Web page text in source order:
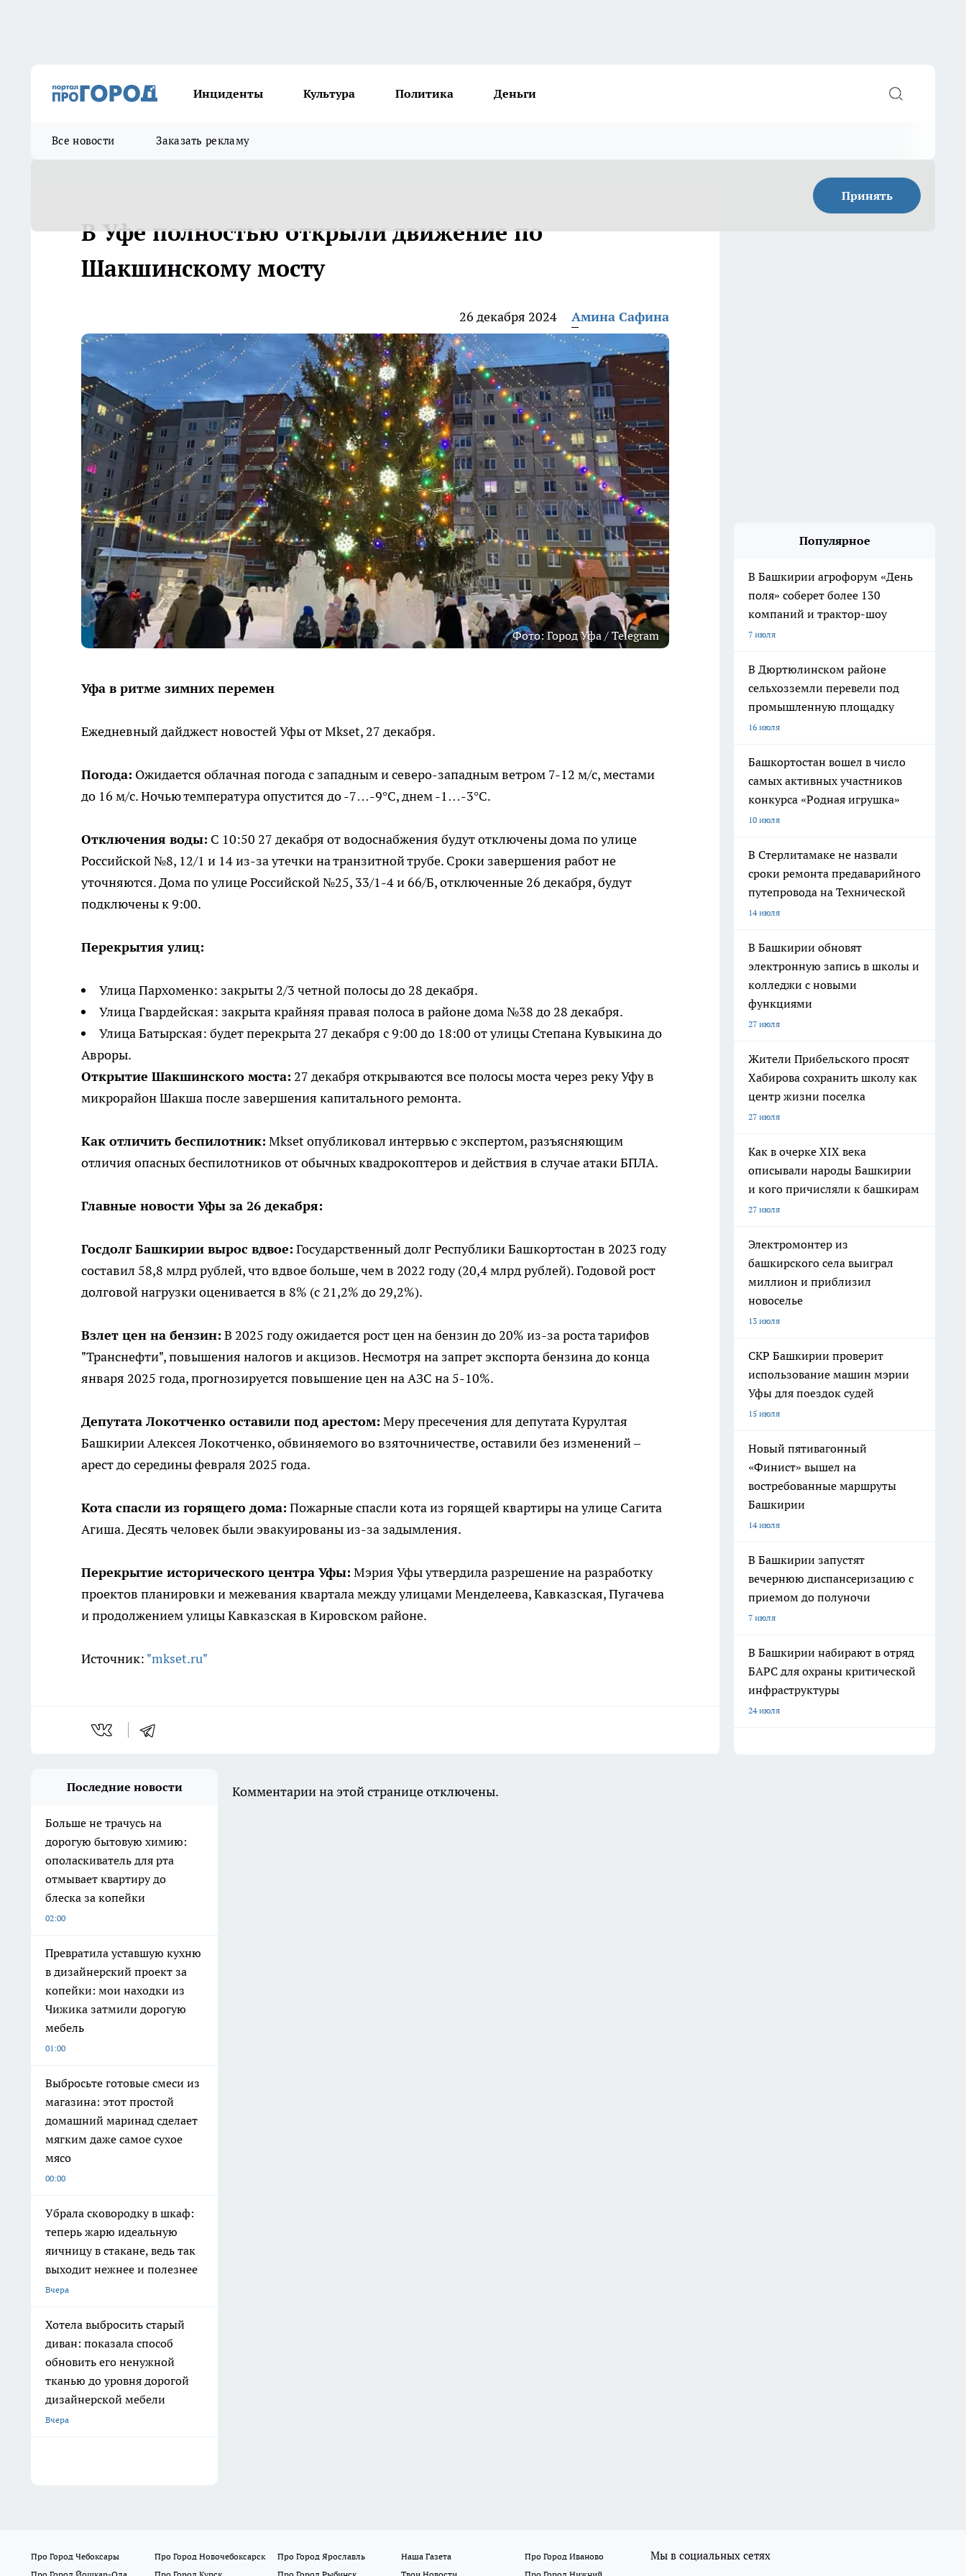
Инциденты Культура Политика Деньги
Все новости Заказать рекламу
Принять
В Уфе полностью открыли движение по
Шакшинскому мосту
26 декабря 2024 Амина Сафина
Фото: Город Уфа / Telegram
Уфа в ритме зимних перемен
Ежедневный дайджест новостей Уфы от Mkset, 27 декабря.
Погода: Ожидается облачная погода с западным и северо-западным ветром 7-12 м/с, местами
до 16 м/с. Ночью температура опустится до -7…-9°C, днем -1…-3°C.
Отключения воды: С 10:50 27 декабря от водоснабжения будут отключены дома по улице
Российской №8, 12/1 и 14 из-за утечки на транзитной трубе. Сроки завершения работ не
уточняются. Дома по улице Российской №25, 33/1-4 и 66/Б, отключенные 26 декабря, будут
подключены к 9:00.
Перекрытия улиц:
Улица Пархоменко: закрыты 2/3 четной полосы до 28 декабря.
Улица Гвардейская: закрыта крайняя правая полоса в районе дома №38 до 28 декабря.
Улица Батырская: будет перекрыта 27 декабря с 9:00 до 18:00 от улицы Степана Кувыкина до
Авроры.
Открытие Шакшинского моста: 27 декабря открываются все полосы моста через реку Уфу в
микрорайон Шакша после завершения капитального ремонта.
Как отличить беспилотник: Mkset опубликовал интервью с экспертом, разъясняющим
отличия опасных беспилотников от обычных квадрокоптеров и действия в случае атаки БПЛА.
Главные новости Уфы за 26 декабря:
Госдолг Башкирии вырос вдвое: Государственный долг Республики Башкортостан в 2023 году
составил 58,8 млрд рублей, что вдвое больше, чем в 2022 году (20,4 млрд рублей). Годовой рост
долговой нагрузки оценивается в 8% (с 21,2% до 29,2%).
Взлет цен на бензин: В 2025 году ожидается рост цен на бензин до 20% из-за роста тарифов
"Транснефти", повышения налогов и акцизов. Несмотря на запрет экспорта бензина до конца
января 2025 года, прогнозируется повышение цен на АЗС на 5-10%.
Депутата Локотченко оставили под арестом: Меру пресечения для депутата Курултая
Башкирии Алексея Локотченко, обвиняемого во взяточничестве, оставили без изменений –
арест до середины февраля 2025 года.
Кота спасли из горящего дома: Пожарные спасли кота из горящей квартиры на улице Сагита
Агиша. Десять человек были эвакуированы из-за задымления.
Перекрытие исторического центра Уфы: Мэрия Уфы утвердила разрешение на разработку
проектов планировки и межевания квартала между улицами Менделеева, Кавказская, Пугачева
и продолжением улицы Кавказская в Кировском районе.
Источник: "mkset.ru"
Популярное
В Башкирии агрофорум «День
поля» соберет более 130
компаний и трактор-шоу
7 июля
В Дюртюлинском районе
сельхозземли перевели под
промышленную площадку
16 июля
Башкортостан вошел в число
самых активных участников
конкурса «Родная игрушка»
10 июля
В Стерлитамаке не назвали
сроки ремонта предаварийного
путепровода на Технической
14 июля
В Башкирии обновят
электронную запись в школы и
колледжи с новыми
функциями
27 июля
Жители Прибельского просят
Хабирова сохранить школу как
центр жизни поселка
27 июля
Как в очерке XIX века
описывали народы Башкирии
и кого причисляли к башкирам
27 июля
Электромонтер из
башкирского села выиграл
миллион и приблизил
новоселье
13 июля
СКР Башкирии проверит
использование машин мэрии
Уфы для поездок судей
15 июля
Новый пятивагонный
«Финист» вышел на
востребованные маршруты
Башкирии
14 июля
В Башкирии запустят
вечернюю диспансеризацию с
приемом до полуночи
7 июля
В Башкирии набирают в отряд
БАРС для охраны критической
инфраструктуры
24 июля
Последние новости
Больше не трачусь на
дорогую бытовую химию:
ополаскиватель для рта
отмывает квартиру до
блеска за копейки
02:00
Превратила уставшую кухню
в дизайнерский проект за
копейки: мои находки из
Чижика затмили дорогую
мебель
01:00
Выбросьте готовые смеси из
магазина: этот простой
домашний маринад сделает
мягким даже самое сухое
мясо
00:00
Убрала сковородку в шкаф:
теперь жарю идеальную
яичницу в стакане, ведь так
выходит нежнее и полезнее
Вчера
Хотела выбросить старый
диван: показала способ
обновить его ненужной
тканью до уровня дорогой
дизайнерской мебели
Вчера
Комментарии на этой странице отключены.
Про Город Чебоксары Про Город Новочебоксарск Про Город Ярославль Наша Газета
Про Город Иваново
Мы в социальных сетях